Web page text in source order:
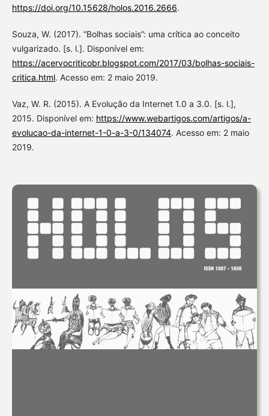
https://doi.org/10.15628/holos.2016.2666.
Souza, W. (2017). “Bolhas sociais”: uma crítica ao conceito
vulgarizado. [s. l.]. Disponível em:
https://acervocriticobr.blogspot.com/2017/03/bolhas-sociais-
critica.html. Acesso em: 2 maio 2019.
Vaz, W. R. (2015). A Evolução da Internet 1.0 a 3.0. [s. l.],
2015. Disponível em: https://www.webartigos.com/artigos/a-
evolucao-da-internet-1-0-a-3-0/134074. Acesso em: 2 maio
2019.